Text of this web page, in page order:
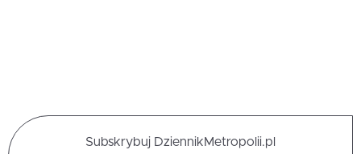
Subskrybuj DziennikMetropolii.pl